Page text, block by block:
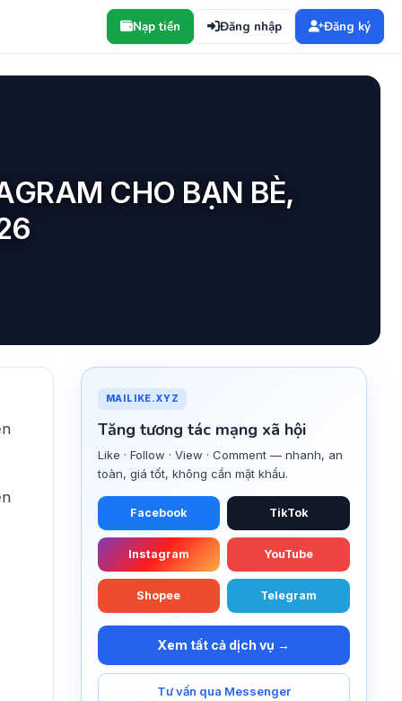
Nạp tiền Đăng nhập Đăng ký
CHO BẠN BÈ,
MAILIKE.XYZ
Tăng tương tác mạng xã hội
Like · Follow · View · Comment — nhanh, an
toàn, giá tốt, không cần mật khẩu.
Facebook TikTok
Instagram YouTube
Shopee Telegram
Xem tất cả dịch vụ →
Tư vấn qua Messenger